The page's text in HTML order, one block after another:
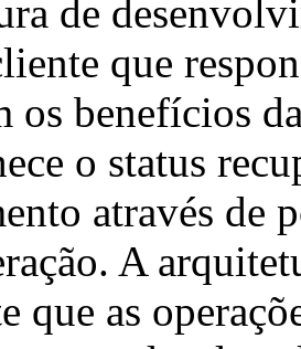
de
que
os benefícios
o status
através de
A
que as